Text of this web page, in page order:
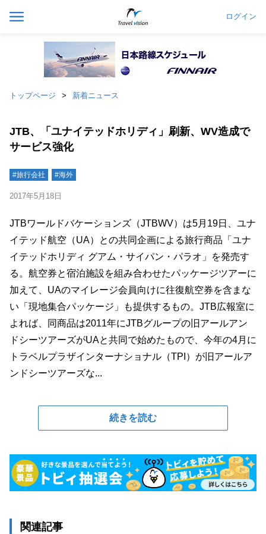
ログイン
トップページ 新着ニュース
JTB、「ユナイテッドホリディ」刷新、WV造成で
サービス強化
#旅行会社 #海外
2017年5月18日
JTBワールドバケーションズ（JTBWV）は5月19日、ユナ
イテッド航空（UA）との共同企画による旅行商品「ユナ
イテッドホリディ グアム・サイパン・パラオ」を発売す
る。航空券と宿泊施設を組み合わせたパッケージツアーに
加えて、UAのマイレージ会員向けに往復航空券を含まな
い「現地集合パッケージ」も提供するもの。JTB広報室に
よれば、同商品は2011年にJTBグループの旧アールアン
ドシーツアーズがUAと共同で始めたもので、今年の4月に
トラベルプラザインターナショナル（TPI）が旧アールア
ンドシーツアーズな...
続きを読む
関連記事